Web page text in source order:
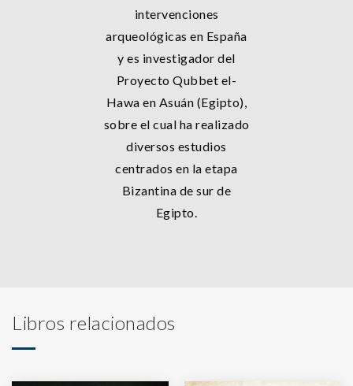
intervenciones
arqueológicas en España
y es investigador del
Proyecto Qubbet el-
Hawa en Asuán (Egipto),
sobre el cual ha realizado
diversos estudios
centrados en la etapa
Bizantina de sur de
Egipto.
Libros relacionados